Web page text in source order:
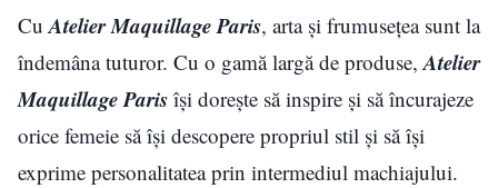
CuAtelier Maquillage Paris, arta și frumusețea sunt la
îndemâna tuturor. Cu o gamă largă de produse,Atelier
Maquillage Paris își dorește să inspire și să încurajeze
orice femeie să își descopere propriul stil și să își
exprime personalitatea prin intermediul machiajului.